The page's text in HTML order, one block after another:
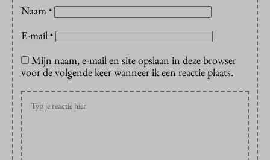
Naam *
E-mail *
Mijn naam, e-mail en site opslaan in deze browser
voor de volgende keer wanneer ik een reactie plaats.